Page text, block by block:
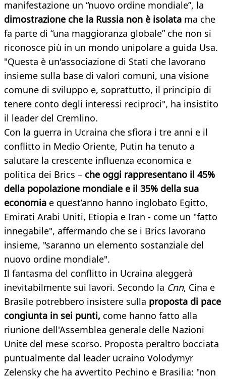
manifestazione un “nuovo ordine mondiale”, la
dimostrazione che la Russia non è isolata ma che
fa parte di “una maggioranza globale” che non si
riconosce più in un mondo unipolare a guida Usa.
"Questa è un'associazione di Stati che lavorano
insieme sulla base di valori comuni, una visione
comune di sviluppo e, soprattutto, il principio di
tenere conto degli interessi reciproci", ha insistito
il leader del Cremlino.
Con la guerra in Ucraina che sfiora i tre anni e il
conflitto in Medio Oriente, Putin ha tenuto a
salutare la crescente influenza economica e
politica dei Brics – che oggi rappresentano il 45%
della popolazione mondiale e il 35% della sua
economia e quest’anno hanno inglobato Egitto,
Emirati Arabi Uniti, Etiopia e Iran - come un "fatto
innegabile", affermando che se i Brics lavorano
insieme, "saranno un elemento sostanziale del
nuovo ordine mondiale".
Il fantasma del conflitto in Ucraina aleggerà
inevitabilmente sui lavori. Secondo la Cnn, Cina e
Brasile potrebbero insistere sulla proposta di pace
congiunta in sei punti, come hanno fatto alla
riunione dell'Assemblea generale delle Nazioni
Unite del mese scorso. Proposta peraltro bocciata
puntualmente dal leader ucraino Volodymyr
Zelensky che ha avvertito Pechino e Brasilia: "non